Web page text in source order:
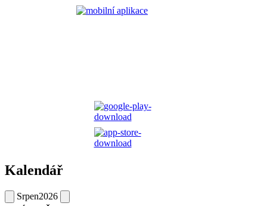
Kalendář
Srpen2026